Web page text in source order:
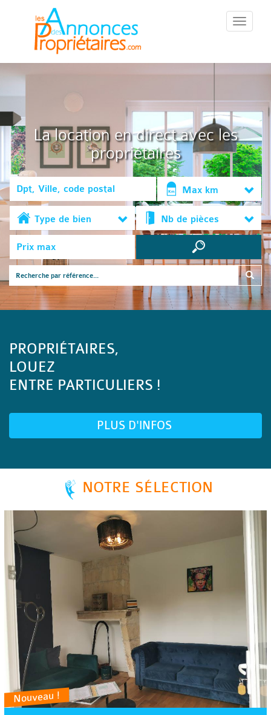
::Menu::
La location en direct avec les
propriétaires
Max km
Type de bien Nb de pièces
PROPRIÉTAIRES,
LOUEZ
ENTRE PARTICULIERS !
PLUS D'INFOS
NOTRE SÉLECTION
Nouveau !